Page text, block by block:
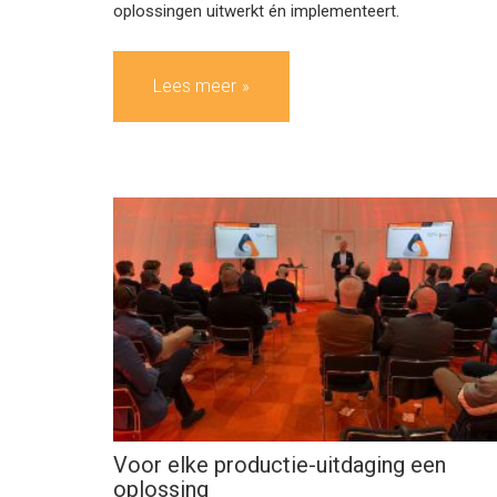
oplossingen uitwerkt én implementeert.
Lees meer
Voor elke productie-uitdaging een
oplossing